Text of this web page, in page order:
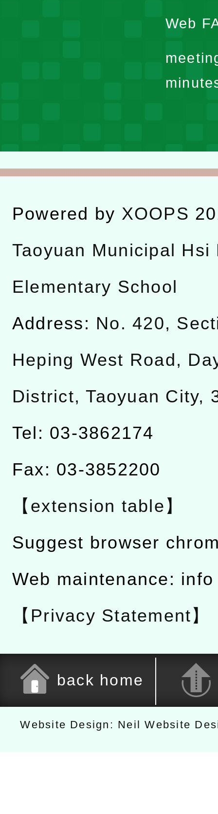
Web
Powered by XOOPS
Taoyuan Municipal Hsi
Elementary School
Address: No. 420,
Heping West Road,
District, Taoyuan City,
Tel: 03-3862174
Fax: 03-3852200
【extension table】
Suggest browser
Web maintenance:
【Privacy Statement】
back home
Website Design: Neil Website